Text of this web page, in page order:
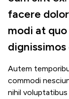
facere
modi at
dignissimos
Autem
commodi
nihil voluptatibus